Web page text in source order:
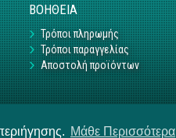
Μάθε Περισσότερα
ΒΟΗΘΕΙΑ
Τρόποι πληρωμής
Τρόποι παραγγελίας
Αποστολή προϊόντων